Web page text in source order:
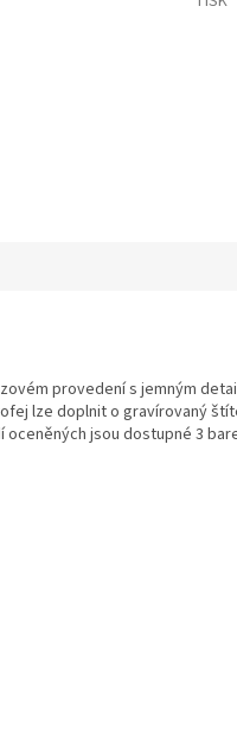
provedení s jemným
lze doplnit o gravírovaný
jsou dostupné 3